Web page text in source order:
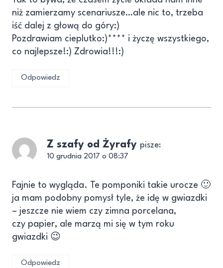
niż zamierzamy scenariusze…ale nic to, trzeba
iść dalej z głową do góry:)
Pozdrawiam cieplutko:)**** i życzę wszystkiego,
co najlepsze!:) Zdrowia!!!:)
Odpowiedz
Z szafy od Żyrafy pisze:
10 grudnia 2017 o 08:37
Fajnie to wygląda. Te pomponiki takie urocze 🙂
ja mam podobny pomysł tyle, że idę w gwiazdki
– jeszcze nie wiem czy zimna porcelana,
czy papier, ale marzą mi się w tym roku
gwiazdki 😉
Odpowiedz